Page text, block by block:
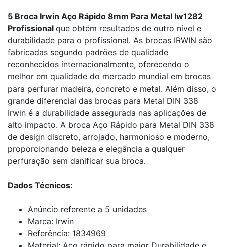
5 Broca Irwin Aço Rápido 8mm Para Metal Iw1282
Profissional que obtém resultados de outro nível e
durabilidade para o profissional. As brocas IRWIN são
fabricadas segundo padrões de qualidade
reconhecidos internacionalmente, oferecendo o
melhor em qualidade do mercado mundial em brocas
para perfurar madeira, concreto e metal. Além disso, o
grande diferencial das brocas para Metal DIN 338
Irwin é a durabilidade assegurada nas aplicações de
alto impacto. A broca Aço Rápido para Metal DIN 338
de design discreto, arrojado, harmonioso e moderno,
proporcionando beleza e elegância a qualquer
perfuração sem danificar sua broca.
Dados Técnicos:
Anúncio referente a 5 unidades
Marca: Irwin
Referência: 1834969